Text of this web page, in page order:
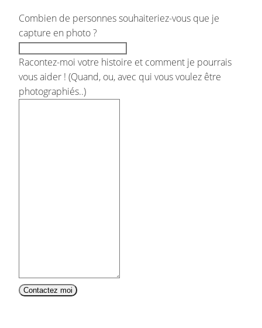
Combien de personnes souhaiteriez-vous que je
capture en photo ?
Racontez-moi votre histoire et comment je pourrais
vous aider ! (Quand, ou, avec qui vous voulez être
photographiés..)
Contactez moi